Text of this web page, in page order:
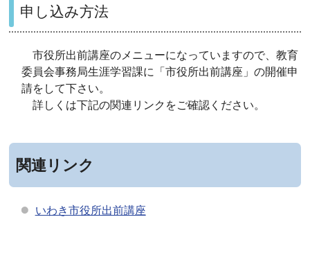
申し込み方法
市役所出前講座のメニューになっていますので、教育
委員会事務局生涯学習課に「市役所出前講座」の開催申
請をして下さい。
詳しくは下記の関連リンクをご確認ください。
関連リンク
いわき市役所出前講座